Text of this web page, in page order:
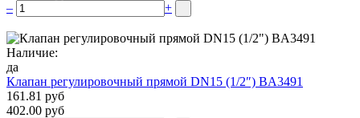
–
+
Наличие:
да
Клапан регулировочный прямой DN15 (1/2″) BA3491
161.81 руб
402.00 руб